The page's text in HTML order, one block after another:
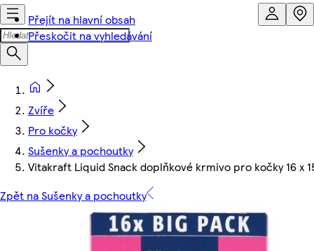
Přejít na hlavní obsah
Přeskočit na vyhledávání
Zvíře
Pro kočky
Sušenky a pochoutky
Vitakraft Liquid Snack doplňkové krmivo pro kočky 16 x
Zpět na Sušenky a pochoutky